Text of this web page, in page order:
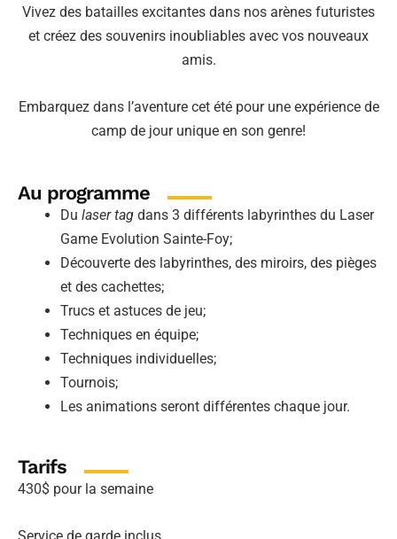
Vivez des batailles excitantes dans nos arènes futuristes
et créez des souvenirs inoubliables avec vos nouveaux
amis.
Embarquez dans l’aventure cet été pour une expérience de
camp de jour unique en son genre!
Au programme
Du laser tag dans 3 différents labyrinthes du Laser
Game Evolution Sainte-Foy;
Découverte des labyrinthes, des miroirs, des pièges
et des cachettes;
Trucs et astuces de jeu;
Techniques en équipe;
Techniques individuelles;
Tournois;
Les animations seront différentes chaque jour.
Tarifs
430$ pour la semaine